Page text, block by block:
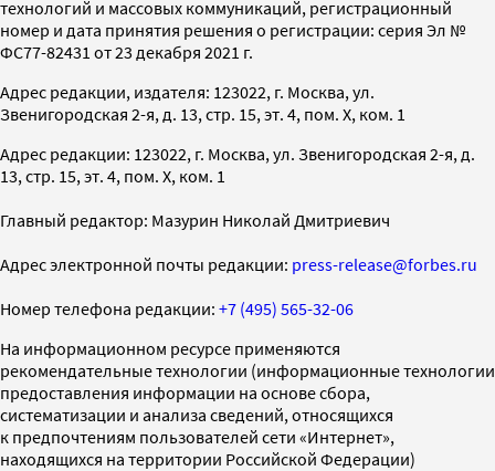
технологий и массовых коммуникаций, регистрационный
номер и дата принятия решения о регистрации: серия Эл №
ФС77-82431 от 23 декабря 2021 г.
Адрес редакции, издателя: 123022, г. Москва, ул.
Звенигородская 2-я, д. 13, стр. 15, эт. 4, пом. X, ком. 1
Адрес редакции: 123022, г. Москва, ул. Звенигородская 2-я, д.
13, стр. 15, эт. 4, пом. X, ком. 1
Главный редактор: Мазурин Николай Дмитриевич
Адрес электронной почты редакции: press-release@forbes.ru
Номер телефона редакции: +7 (495) 565-32-06
На информационном ресурсе применяются
рекомендательные технологии (информационные технологии
предоставления информации на основе сбора,
систематизации и анализа сведений, относящихся
к предпочтениям пользователей сети «Интернет»,
находящихся на территории Российской Федерации)